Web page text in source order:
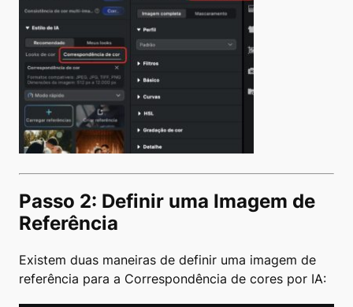
Passo 2: Definir uma Imagem de
Referência
Existem duas maneiras de definir uma imagem de
referência para a Correspondência de cores por IA: